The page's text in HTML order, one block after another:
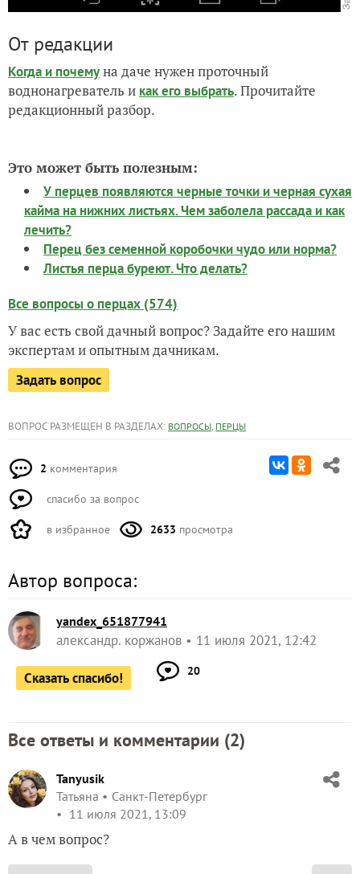
От редакции
Когда и почемуна даче нужен проточный
воднонагреватель и как его выбрать. Прочитайте
редакционный разбор.
Это может быть полезным:
У перцев появляются черные точки и черная сухая
кайма на нижних листьях. Чем заболела рассада и как
лечить?
Перец без семенной коробочки чудо или норма?
Листья перца буреют. Что делать?
Все вопросы о перцах (574)
У вас есть свой дачный вопрос? Задайте его нашим
экспертам и опытным дачникам.
Задать вопрос
ВОПРОС РАЗМЕЩЕН В РАЗДЕЛАХ: ВОПРОСЫ, ПЕРЦЫ
2 комментария
спасибо за вопрос
в избранное 2633 просмотра
Автор вопроса:
yandex_651877941
александр. коржанов 11 июля 2021, 12:42
Сказать спасибо! 20
Все ответы и комментарии (2)
Tanyusik
Татьяна
Санкт-Петербург
11 июля 2021, 13:09
А в чем вопрос?